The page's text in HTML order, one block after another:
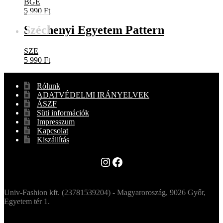
BGE
5 990 Ft
Széchenyi Egyetem Pattern
SZE
5 990 Ft
Rólunk
ADATVÉDELMI IRÁNYELVEK
ÁSZF
Süti információk
Impresszum
Kapcsolat
Kiszállítás
Instagram
Facebook
Univ-Fashion kft. (23781539204) - Magyaroroszág, 9026 Győr,
Egyetem tér 1.